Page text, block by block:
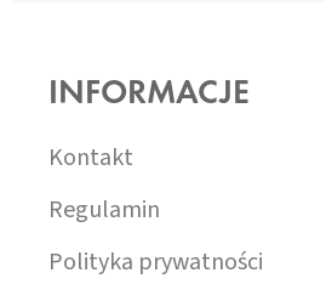
INFORMACJE
Kontakt
Regulamin
Polityka prywatności